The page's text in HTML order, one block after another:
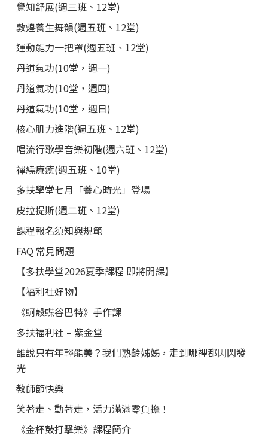
覺知舒展(週三班、12堂)
敦煌養生舞韻(週五班、12堂)
運動能力一把罩(週五班、12堂)
丹道氣功(10堂，週一)
丹道氣功(10堂，週四)
丹道氣功(10堂，週日)
核心肌力進階(週五班、12堂)
唱流行歌學音樂初階(週六班、12堂)
禪繞療癒(週五班、10堂)
多扶學堂七月「養心時光」登場
皮拉提斯(週二班、12堂)
課程報名須知與規範
FAQ 常見問題
【多扶學堂2026夏季課程 即將開課】
【福利社好物】
《蚵殼蝶谷巴特》手作課
多扶福利社 – 紫金堂
誰說只有年輕能美？我們熟齡姊姊，走到哪裡都閃閃發
光
教師節快樂
笑著走、動著走，活力滿滿零負擔！
《金杯鼓打擊樂》課程簡介